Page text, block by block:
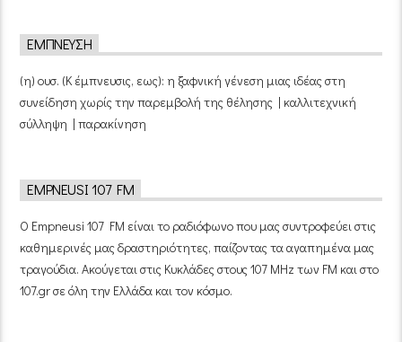
ΈΜΠΝΕΥΣΗ
(η) ουσ. (Κ έμπνευσις, εως): η ξαφνική γένεση μιας ιδέας στη
συνείδηση χωρίς την παρεμβολή της θέλησης | καλλιτεχνική
σύλληψη | παρακίνηση
EMPNEUSI 107 FM
Ο Empneusi 107 FM είναι το ραδιόφωνο που μας συντροφεύει στις
καθημερινές μας δραστηριότητες, παίζοντας τα αγαπημένα μας
τραγούδια. Ακούγεται στις Κυκλάδες στους 107 MHz των FM και στο
107.gr σε όλη την Ελλάδα και τον κόσμο.